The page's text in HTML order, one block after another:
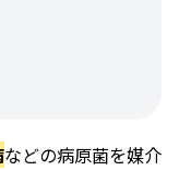
などの病原菌を媒介